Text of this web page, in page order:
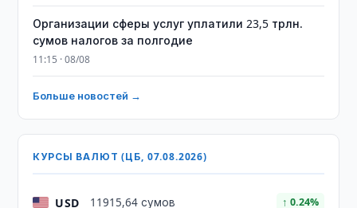
Организации сферы услуг уплатили 23,5 трлн.
сумов налогов за полгодие
11:15 · 08/08
Больше новостей →
КУРСЫ ВАЛЮТ (ЦБ, 07.08.2026)
USD 11915,64 сумов ↑ 0.24%